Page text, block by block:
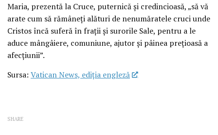
Maria, prezentă la Cruce, puternică și credincioasă, „să vă
arate cum să rămâneți alături de nenumăratele cruci unde
Cristos încă suferă în frații și surorile Sale, pentru a le
aduce mângâiere, comuniune, ajutor și pâinea prețioasă a
afecțiunii”.
Sursa: Vatican News, ediția engleză
SHARE